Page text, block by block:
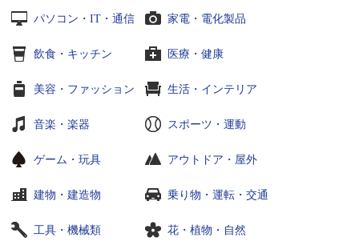
パソコン・IT・通信 家電・電化製品
飲食・キッチン 医療・健康
美容・ファッション 生活・インテリア
音楽・楽器 スポーツ・運動
ゲーム・玩具 アウトドア・屋外
建物・建造物 乗り物・運転・交通
工具・機械類 花・植物・自然